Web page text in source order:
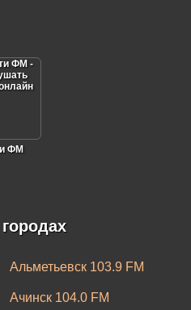
ФМ
Альметьевск 103.9 FM
Ачинск 104.0 FM